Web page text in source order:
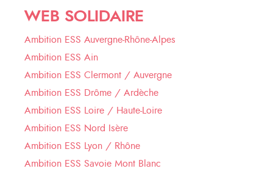
WEB SOLIDAIRE
Ambition ESS Auvergne-Rhône-Alpes
Ambition ESS Ain
Ambition ESS Clermont / Auvergne
Ambition ESS Drôme / Ardèche
Ambition ESS Loire / Haute-Loire
Ambition ESS Nord Isère
Ambition ESS Lyon / Rhône
Ambition ESS Savoie Mont Blanc